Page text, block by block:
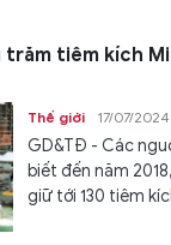
trăm tiêm kích
Thế giới 17/07/
GD&TĐ - Các
biết đến năm
giữ tới 130 tiêm